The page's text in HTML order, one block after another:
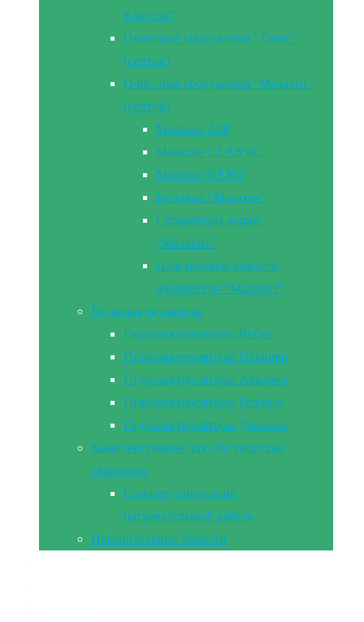
Классик”
Очистные сооружения “Топас”
(септик)
Очистные сооружения “Малахит”
(септик)
Малахит AIR
Малахит CLASSIC
Малахит NERO
Кессоны “Малахит”
Сепараторы жиров
“Малахит”
Пластиковые емкости-
накопители “Малахит”
Гидроаккумуляторы
Гидроаккумуляторы Reflex
Гидроаккумуляторы Unipump
Гидроаккумуляторы Акварио
Гидроаккумуляторы Беламос
Гидроаккумуляторы Джилекс
Комплектующие для обустройства
скважины
Саморегулирующий
нагревательный кабель
Накопительные ёмкости